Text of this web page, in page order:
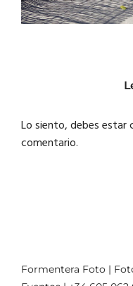
Lo siento, debes estar
comentario.
Formentera Foto |